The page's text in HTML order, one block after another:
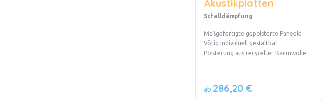
Akustikplatten
Schalldämpfung
Maßgefertigte gepolsterte Paneele
Völlig individuell gestaltbar
Polsterung aus recycelter Baumwolle
ab 286,20 €